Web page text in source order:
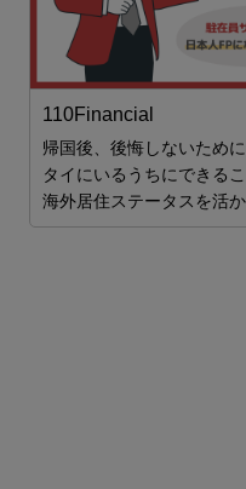
110Financial
帰国後、後悔しないために
タイにいるうちにできる
海外居住ステータスを活